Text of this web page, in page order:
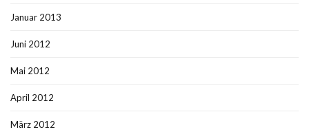
Januar 2013
Juni 2012
Mai 2012
April 2012
März 2012